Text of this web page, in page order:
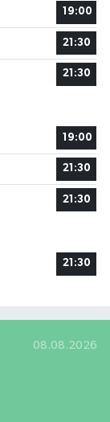
19:00
21:30
21:30
19:00
21:30
21:30
21:30
08.08.2026